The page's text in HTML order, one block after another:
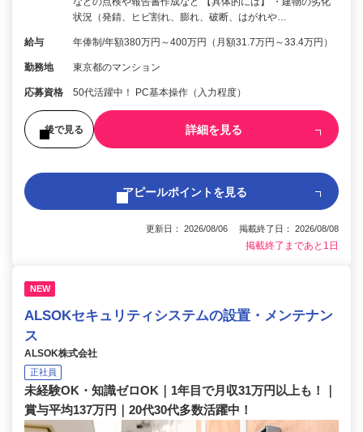
状況（発錆、ヒビ割れ、膨れ、破断、はがれや…
給与 年俸制/年額380万円～400万円（月額31.7万円～33.4万円）
勤務地 東京都のマンション
応募資格 50代活躍中！ PC基本操作（入力程度）
後で見る 詳細を見る
アピールポイントを見る
更新日： 2026/08/06 掲載終了日： 2026/08/08
掲載終了まであと1日
NEW
ALSOKセキュリティシステムの設置・メンテナン
ス
ALSOK株式会社
正社員
未経験OK・知識ゼロOK｜1年目で月収31万円以上も！｜
賞与平均137万円｜20代30代多数活躍中！